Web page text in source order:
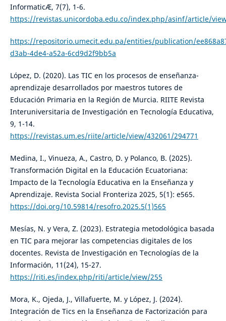
InformaticÆ, 7(7), 1-6.
https://revistas.unicordoba.edu.co/index.php/asinf/article/
https://repositorio.umecit.edu.pa/entities/publication/
d3ab-4de4-a52a-6cd9d2f9bb5a
López, D. (2020). Las TIC en los procesos de enseñanza-
aprendizaje desarrollados por maestros tutores de
Educación Primaria en la Región de Murcia. RIITE Revista
Interuniversitaria de Investigación en Tecnología Educativa,
9, 1-14.
https://revistas.um.es/riite/article/view/432061/294771
Medina, I., Vinueza, A., Castro, D. y Polanco, B. (2025).
Transformación Digital en la Educación Ecuatoriana:
Impacto de la Tecnología Educativa en la Enseñanza y
Aprendizaje. Revista Social Fronteriza 2025, 5(1): e565.
https://doi.org/10.59814/resofro.2025.5(1)565
Mesías, N. y Vera, Z. (2023). Estrategia metodológica basada
en TIC para mejorar las competencias digitales de los
docentes. Revista de Investigación en Tecnologías de la
Información, 11(24), 15-27.
https://riti.es/index.php/riti/article/view/255
Mora, K., Ojeda, J., Villafuerte, M. y López, J. (2024).
Integración de Tics en la Enseñanza de Factorización para